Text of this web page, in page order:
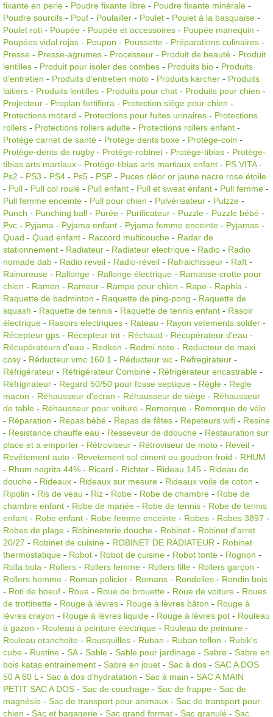
fixante en perle - Poudre fixante libre - Poudre fixante minérale -
Poudre sourcils - Pouf - Poulailler - Poulet - Poulet à la basquaise -
Poulet roti - Poupée - Poupée et accessoires - Poupée manequin -
Poupées vidal rojas - Poupon - Poussette - Préparations culinaires -
Presse - Presse-agrumes - Processeur - Produit de beauté - Produit
lentilles - Produit pour isoler des combes - Produits bio - Produits
d'entretien - Produits d'entretien moto - Produits karcher - Produits
laitiers - Produits lentilles - Produits pour chat - Produits pour chien -
Projecteur - Proplan fortiflora - Protection siège pour chien -
Protections motard - Protections pour fuites urinaires - Protections
rollers - Protections rollers adulte - Protections rollers enfant -
Protège carnet de santé - Protège dents boxe - Protège-coin -
Protège-dents de rugby - Protège-robinet - Protège-tibias - Protège-
tibias arts martiaux - Protège-tibias arts martiaux enfant - PS VITA-
Ps2 - PS3 - PS4 - Ps5 - PSP - Puces cléor or jaune nacre rose étoile
- Pull - Pull col roulé - Pull enfant - Pull et sweat enfant - Pull femme -
Pull femme enceinte - Pull pour chien - Pulvérisateur - Pulzze -
Punch - Punching ball - Purée - Purificateur - Puzzle - Puzzle bébé -
Pvc - Pyjama - Pyjama enfant - Pyjama femme enceinte - Pyjamas -
Quad - Quad enfant - Raccord multicouche - Radar de
stationnement - Radiateur - Radiateur electrique - Radio - Radio
nomade dab - Radio reveil - Radio-réveil - Rafraichisseur - Raft -
Rainureuse - Rallonge - Rallonge électrique - Ramasse-crotte pour
chien - Ramen - Rameur - Rampe pour chien - Rape - Raphia -
Raquette de badminton - Raquette de ping-pong - Raquette de
squash - Raquette de tennis - Raquette de tennis enfant - Rasoir
électrique - Rasoirs electriques - Rateau - Rayon vetements solder -
Récepteur gps - Récepteur tnt - Réchaud - Récupérateur d'eau -
Récupérateurs d'eau - Redken - Redmi note - Reducteur de maxi
cosy - Réducteur vmc 160 1 - Réducteur wc - Refregirateur -
Réfrigérateur - Réfrigérateur Combiné - Réfrigérateur encastrable -
Réfrigirateur - Regard 50/50 pour fosse septique - Règle - Regle
macon - Réhausseur d'ecran - Réhausseur de siège - Réhausseur
de table - Réhausseur pour voiture - Remorque - Remorque de vélo
- Réparation - Repas bébé - Repas de fêtes - Repeteurs wifi - Resine
- Resistance chauffe eau - Resseveur de ddouche - Restauration sur
place et a emporter - Rétroviseur - Rétroviseur de moto - Reveil -
Revêtement auto - Revetement sol ciment ou goudron froid - RHUM
- Rhum negrita 44% - Ricard - Richter - Rideau 145 - Rideau de
douche - Rideaux - Rideaux sur mesure - Rideaux voile de coton -
Ripolin - Ris de veau - Riz - Robe - Robe de chambre - Robe de
chambre enfant - Robe de mariée - Robe de tennis - Robe de tennis
enfant - Robe enfant - Robe femme enceinte - Robes - Robes 3897 -
Robes de plage - Robineeterie douche - Robinet - Robinet d'arret
20/27 - Robinet de cuisine - ROBINET DE RADIATEUR - Robinet
thermostatique - Robot - Robot de cuisine - Robot tonte - Rognon -
Rolla bola - Rollers - Rollers femme - Rollers fille - Rollers garçon -
Rollers homme - Roman policier - Romans - Rondelles - Rondin bois
- Roti de boeuf - Roue - Roue de brouette - Roue de voiture - Roues
de trottinette - Rouge à lèvres - Rouge à lèvres bâton - Rouge à
lèvres crayon - Rouge à lèvres liquide - Rouge à lèvres pot - Rouleau
à gazon - Rouleau à peinture électrique - Rouleau de peinture -
Rouleau etancheite - Rousquilles - Ruban - Ruban teflon - Rubik's
cube - Rustine - SA- Sable - Sable pour jardinage - Sabre - Sabre en
bois katas entrainement - Sabre en jouet - Sac à dos - SAC A DOS
50 A 60 L - Sac à dos d'hydratation - Sac à main - SAC A MAIN
PETIT SAC A DOS - Sac de couchage - Sac de frappe - Sac de
magnésie - Sac de transport pour animaux - Sac de transport pour
chien - Sac et bagagerie - Sac grand format - Sac granulé - Sac